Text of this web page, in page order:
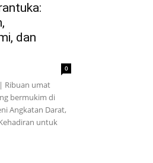
dan
0
| Ribuan umat
bermukim di
Angkatan Darat,
untuk